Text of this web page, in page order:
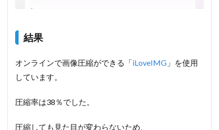
結果
オンラインで画像圧縮ができる「iLoveIMG 」を使用
しています。
圧縮率は38％でした。
圧縮しても見た目が変わらないため、